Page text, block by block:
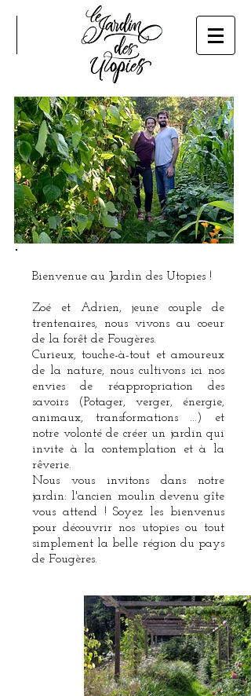
Bienvenue au Jardin des Utopies !
Zoé et Adrien, jeune couple de
trentenaires, nous vivons au coeur
de la forêt de Fougères.
Curieux, touche-à-tout et amoureux
de la nature, nous cultivons ici nos
envies de réappropriation des
savoirs (Potager, verger, énergie,
animaux, transformations ...) et
notre volonté de créer un jardin qui
invite à la contemplation et à la
rêverie.
Nous vous invitons dans notre
jardin: l'ancien moulin devenu gîte
vous attend ! Soyez les bienvenus
pour découvrir nos utopies ou tout
simplement la belle région du pays
de Fougères.